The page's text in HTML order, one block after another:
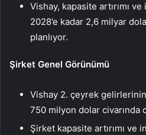
Vishay, kapasite artırımı
2028’e kadar 2,6 milyar
planlıyor.
Şirket Genel Görünümü
Vishay 2. çeyrek
750 milyon dolar civarında
Şirket kapasite artırımı ve